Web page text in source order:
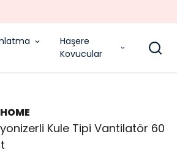
Haşere
Kovucular
Kule Tipi Vantilatör 60